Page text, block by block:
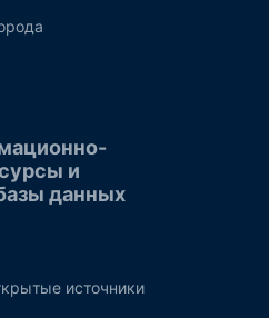
и
данных
источники